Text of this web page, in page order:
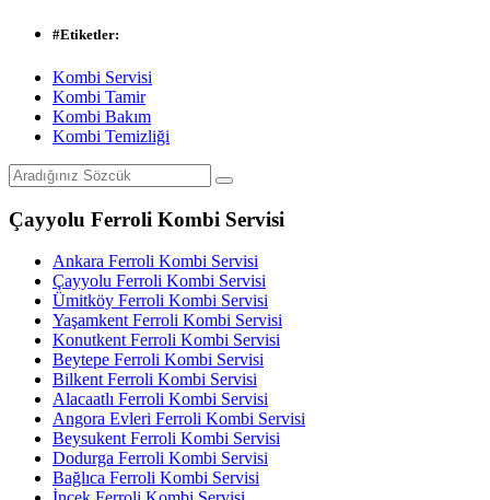
#Etiketler:
Kombi Servisi
Kombi Tamir
Kombi Bakım
Kombi Temizliği
Çayyolu Ferroli Kombi Servisi
Ankara Ferroli Kombi Servisi
Çayyolu Ferroli Kombi Servisi
Ümitköy Ferroli Kombi Servisi
Yaşamkent Ferroli Kombi Servisi
Konutkent Ferroli Kombi Servisi
Beytepe Ferroli Kombi Servisi
Bilkent Ferroli Kombi Servisi
Alacaatlı Ferroli Kombi Servisi
Angora Evleri Ferroli Kombi Servisi
Beysukent Ferroli Kombi Servisi
Dodurga Ferroli Kombi Servisi
Bağlıca Ferroli Kombi Servisi